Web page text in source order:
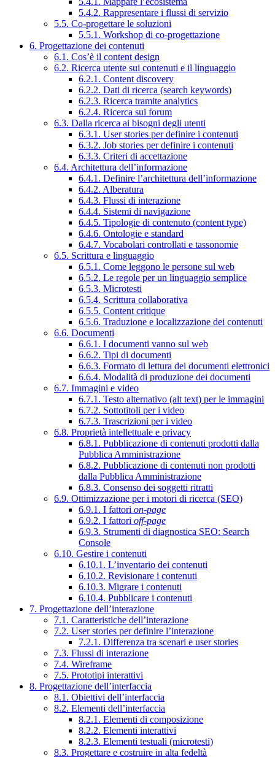
5.4.2. Rappresentare i flussi di servizio
5.5. Co-progettare le soluzioni
5.5.1. Workshop di co-progettazione
6. Progettazione dei contenuti
6.1. Cos’è il content design
6.2. Ricerca utente sui contenuti e il linguaggio
6.2.1. Content discovery
6.2.2. Dati di ricerca (search keywords)
6.2.3. Ricerca tramite analytics
6.2.4. Ricerca sui forum
6.3. Dalla ricerca ai bisogni degli utenti
6.3.1. User stories per definire i contenuti
6.3.2. Job stories per definire i contenuti
6.3.3. Criteri di accettazione
6.4. Architettura dell’informazione
6.4.1. Definire l’architettura dell’informazione
6.4.2. Alberatura
6.4.3. Flussi di interazione
6.4.4. Sistemi di navigazione
6.4.5. Tipologie di contenuto (content type)
6.4.6. Ontologie e standard
6.4.7. Vocabolari controllati e tassonomie
6.5. Scrittura e linguaggio
6.5.1. Come leggono le persone sul web
6.5.2. Le regole per un linguaggio semplice
6.5.3. Microtesti
6.5.4. Scrittura collaborativa
6.5.5. Content critique
6.5.6. Traduzione e localizzazione dei contenuti
6.6. Documenti
6.6.1. I documenti vanno sul web
6.6.2. Tipi di documenti
6.6.3. Formato di lettura dei documenti elettronici
6.6.4. Modalità di produzione dei documenti
6.7. Immagini e video
6.7.1. Testo alternativo (alt text) per le immagini
6.7.2. Sottotitoli per i video
6.7.3. Trascrizioni per i video
6.8. Proprietà intellettuale e privacy
6.8.1. Pubblicazione di contenuti prodotti dalla
Pubblica Amministrazione
6.8.2. Pubblicazione di contenuti non prodotti
dalla Pubblica Amministrazione
6.8.3. Consenso dei soggetti ritratti
6.9. Ottimizzazione per i motori di ricerca (SEO)
6.9.1. I fattori on-page
6.9.2. I fattori off-page
6.9.3. Strumenti di diagnostica SEO: Search
Console
6.10. Gestire i contenuti
6.10.1. L’inventario dei contenuti
6.10.2. Revisionare i contenuti
6.10.3. Migrare i contenuti
6.10.4. Pubblicare i contenuti
7. Progettazione dell’interazione
7.1. Caratteristiche dell’interazione
7.2. User stories per definire l’interazione
7.2.1. Differenza tra scenari e user stories
7.3. Flussi di interazione
7.4. Wireframe
7.5. Prototipi interattivi
8. Progettazione dell’interfaccia
8.1. Obiettivi dell’interfaccia
8.2. Elementi dell’interfaccia
8.2.1. Elementi di composizione
8.2.2. Elementi interattivi
8.2.3. Elementi testuali (microtesti)
8.3. Progettare e costruire in alta fedeltà